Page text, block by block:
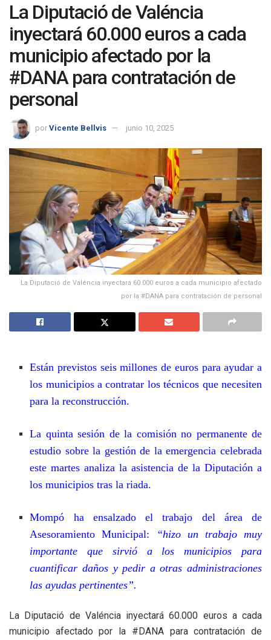
La Diputació de Valéncia
inyectará 60.000 euros a cada
municipio afectado por la
#DANA para contratación de
personal
por Vicente Bellvis junio 10, 2025
La Diputació de Valéncia inyectará 60.000 euros a cada municipio afectado
por la #DANA para contratación de personal
Están previstos seis millones de euros para ayudar a
los municipios a contratar los técnicos que necesiten
para la reconstrucción.
La quinta sesión de la comisión no permanente de
estudio sobre la gestión de la emergencia celebrada
este martes analiza la asistencia de la Diputación a
los municipios tras la riada.
Mompó ha ensalzado el trabajo del área de
Asesoramiento Municipal:
“hizo un trabajo muy
importante que sirvió a los municipios para
cuantificar daños y pedir a otras administraciones
las ayudas pertinentes”.
La Diputació de Valéncia inyectará 60.000 euros a cada
municipio afectado por la #DANA para contratación de